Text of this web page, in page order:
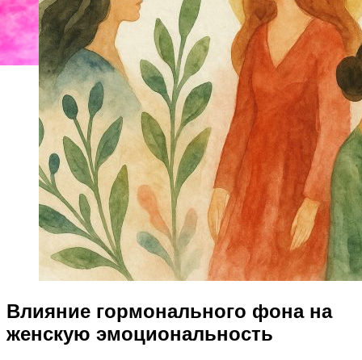
Влияние гормонального фона на
женскую эмоциональность